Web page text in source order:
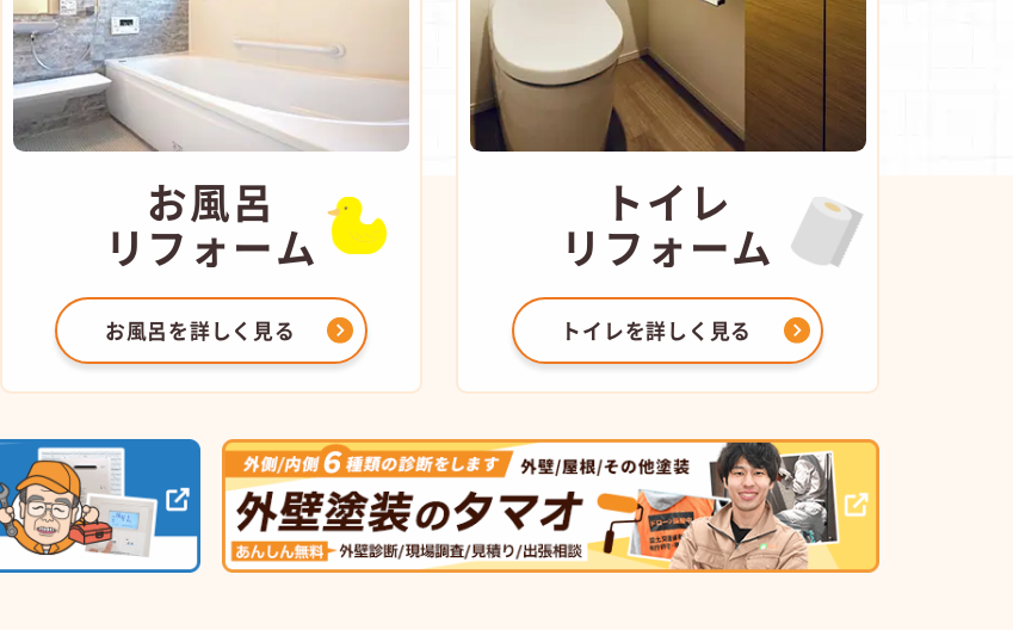
お風呂
リフォーム
お風呂を詳しく見る
トイレ
リフォーム
トイレを詳しく見る